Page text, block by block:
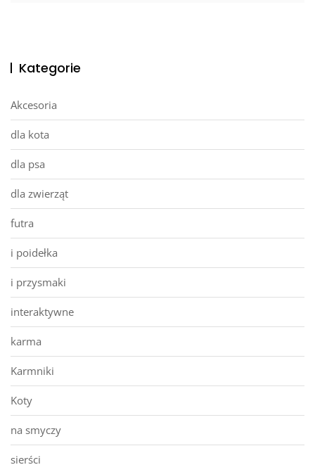
Kategorie
Akcesoria
dla kota
dla psa
dla zwierząt
futra
i poidełka
i przysmaki
interaktywne
karma
Karmniki
Koty
na smyczy
sierści